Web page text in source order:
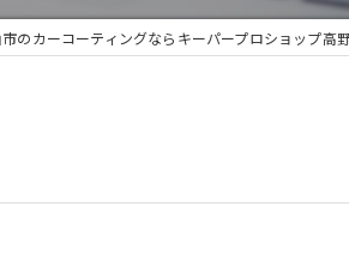
のカーコーティングならキーパープロショップ高